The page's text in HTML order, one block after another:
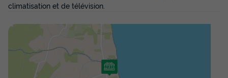
climatisation et de télévision.